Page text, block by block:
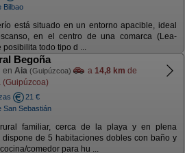
Bilbao
está situado en un entorno apacible, ideal
en el centro de una comarca (Lea-
posibilita todo tipo d ...
Begoña
en Aia (Guipúzcoa) a 14,8 km de
(Guipúzcoa)
21 €
San Sebastián
familiar, cerca de la playa y en plena
dispone de 5 habitaciones dobles con baño y
comedor para hu ...